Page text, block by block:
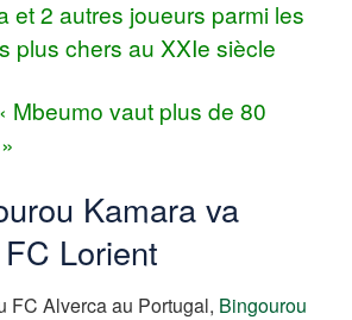
et 2 autres joueurs parmi les
plus chers au XXIe siècle
Mbeumo vaut plus de 80
Kamara va
Lorient
FC Alverca au Portugal, Bingourou